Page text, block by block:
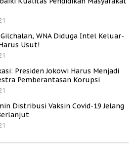
Gilchalan, WNA Diduga Intel Keluar-
Usut!
Presiden Jokowi Harus Menjadi
Pemberantasan Korupsi
Distribusi Vaksin Covid-19 Jelang